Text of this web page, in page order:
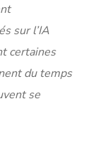
sur l’IA
certaines
du temps
se